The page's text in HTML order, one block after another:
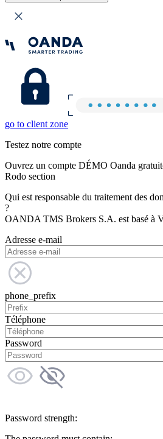
go to client zone
Testez notre compte
Ouvrez un compte DÉMO Oanda
Rodo section
Qui est responsable du traitement des
?
OANDA TMS Brokers S.A. est basé à
Adresse e-mail
phone_prefix
Téléphone
Password
Password strength: